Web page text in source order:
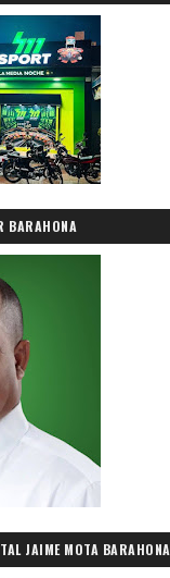
BARAHONA
JAIME MOTA BARAHONA